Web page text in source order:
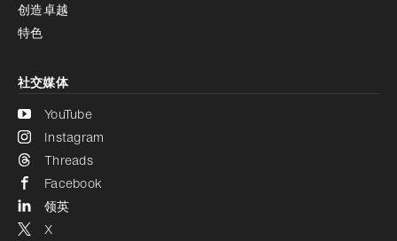
创造卓越
特色
社交媒体
YouTube
Instagram
Threads
Facebook
领英
X